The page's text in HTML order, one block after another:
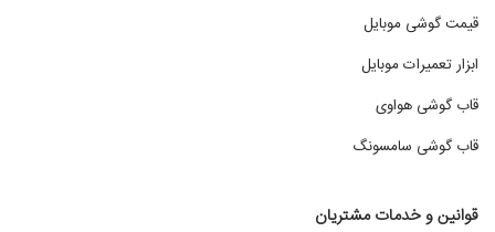
قیمت گوشی موبایل
ابزار تعمیرات موبایل
قاب گوشی هواوی
قاب گوشی سامسونگ
قوانین و خدمات مشتریان